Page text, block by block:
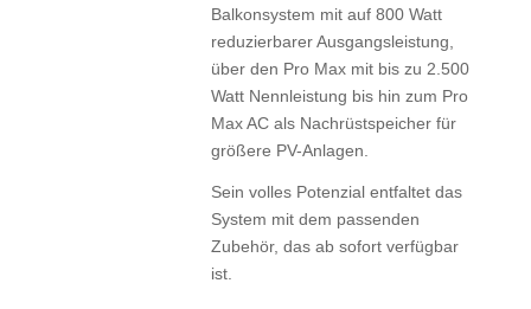
Balkonsystem mit auf 800 Watt
reduzierbarer Ausgangsleistung,
über den Pro Max mit bis zu 2.500
Watt Nennleistung bis hin zum Pro
Max AC als Nachrüstspeicher für
größere PV-Anlagen.
Sein volles Potenzial entfaltet das
System mit dem passenden
Zubehör, das ab sofort verfügbar
ist.